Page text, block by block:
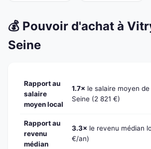
💰 Pouvoir d'achat à
Seine
Rapport au
salaire
moyen local
1.7× le salaire moyen
Seine (2 821 €)
Rapport au
revenu
médian
3.3× le revenu médian
€/an)